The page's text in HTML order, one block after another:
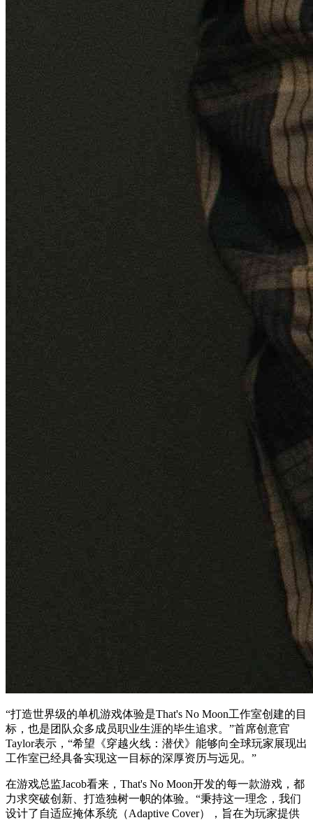
“打造世界级的单机游戏体验是That's No Moon工作室创建的目
标，也是团队众多成员职业生涯的毕生追求。”首席创意官
Taylor表示，“希望《穿越火线：潜伏》能够向全球玩家展现出
工作室已经具备实现这一目标的深厚资历与远见。”
在游戏总监Jacob看来，That's No Moon开发的每一款游戏，都
力求突破创新、打造独树一帜的体验。“秉持这一理念，我们
设计了自适应掩体系统（Adaptive Cover），旨在为玩家提供